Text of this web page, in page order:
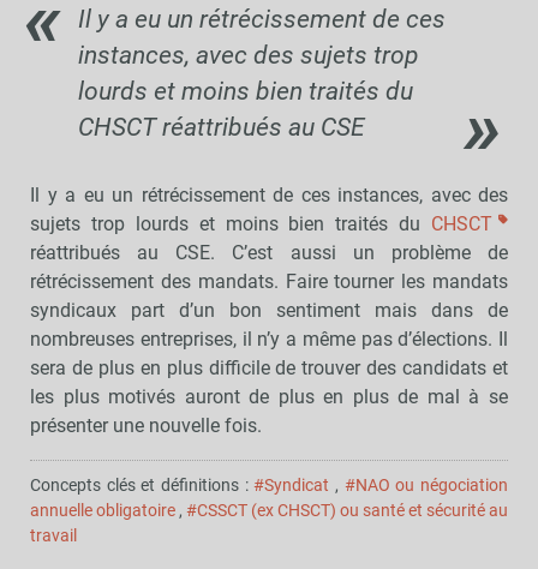
Il y a eu un rétrécissement de ces
instances, avec des sujets trop
lourds et moins bien traités du
CHSCT réattribués au CSE
Il y a eu un rétrécissement de ces instances, avec des
sujets trop lourds et moins bien traités du CHSCT
réattribués au CSE. C’est aussi un problème de
rétrécissement des mandats. Faire tourner les mandats
syndicaux part d’un bon sentiment mais dans de
nombreuses entreprises, il n’y a même pas d’élections. Il
sera de plus en plus difficile de trouver des candidats et
les plus motivés auront de plus en plus de mal à se
présenter une nouvelle fois.
Concepts clés et définitions :#Syndicat , #NAO ou négociation
annuelle obligatoire , #CSSCT (ex CHSCT) ou santé et sécurité au
travail